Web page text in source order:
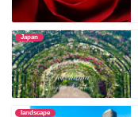
Japan
landscape